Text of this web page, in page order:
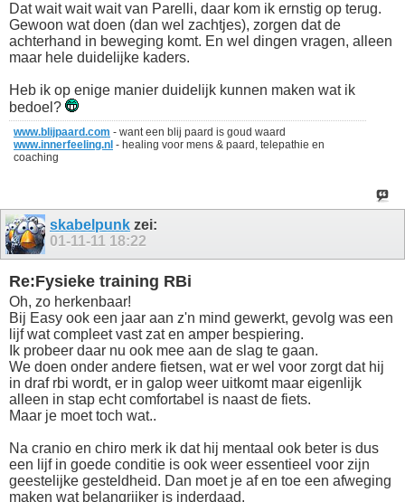
Dat wait wait wait van Parelli, daar kom ik ernstig op terug.
Gewoon wat doen (dan wel zachtjes), zorgen dat de
achterhand in beweging komt. En wel dingen vragen, alleen
maar hele duidelijke kaders.
Heb ik op enige manier duidelijk kunnen maken wat ik
bedoel?
www.blijpaard.com - want een blij paard is goud waard
www.innerfeeling.nl - healing voor mens & paard, telepathie en
coaching
skabelpunk zei:
01-11-11 18:22
Re:Fysieke training RBi
Oh, zo herkenbaar!
Bij Easy ook een jaar aan z'n mind gewerkt, gevolg was een
lijf wat compleet vast zat en amper bespiering.
Ik probeer daar nu ook mee aan de slag te gaan.
We doen onder andere fietsen, wat er wel voor zorgt dat hij
in draf rbi wordt, er in galop weer uitkomt maar eigenlijk
alleen in stap echt comfortabel is naast de fiets.
Maar je moet toch wat..
Na cranio en chiro merk ik dat hij mentaal ook beter is dus
een lijf in goede conditie is ook weer essentieel voor zijn
geestelijke gesteldheid. Dan moet je af en toe een afweging
maken wat belangrijker is inderdaad.